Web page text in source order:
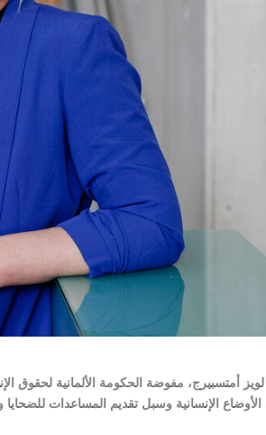
أمتسبيرج، مفوضة الحكومة الألمانية لحقوق